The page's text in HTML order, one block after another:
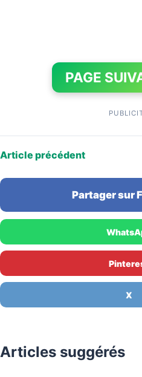
PAGE
Article précédent
Partager sur
X
Articles suggérés